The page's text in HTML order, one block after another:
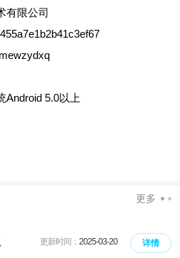
有限公司
Android 5.0以上
更多
更新时间： 2025-03-20 详情